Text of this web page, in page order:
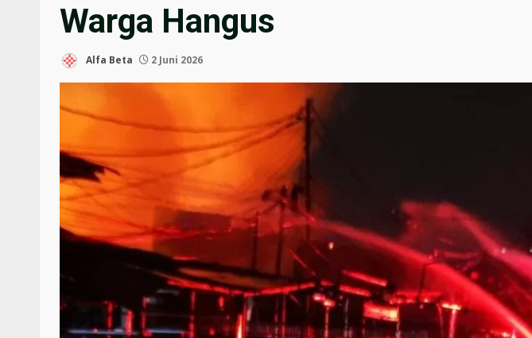
Warga Hangus
Alfa Beta 2 Juni 2026